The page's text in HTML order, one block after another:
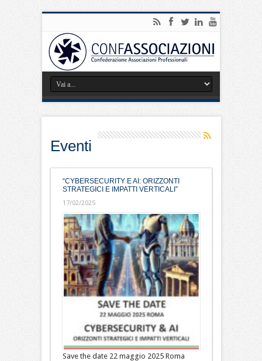
Eventi
“CYBERSECURITY E AI: ORIZZONTI
STRATEGICI E IMPATTI VERTICALI”
17/02/2025
Save the date 22 maggio 2025 Roma